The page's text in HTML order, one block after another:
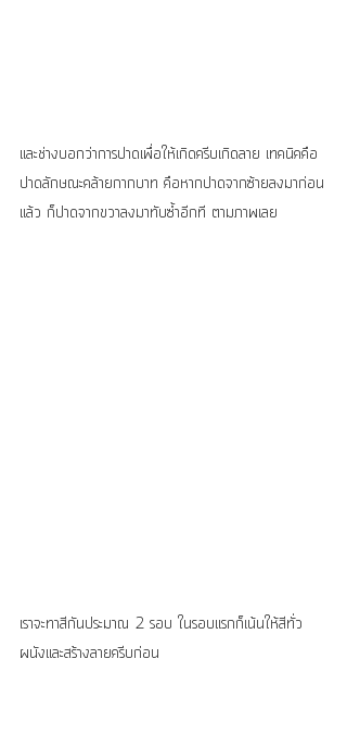
และช่างบอกว่าการปาดเพื่อให้เกิดครีบเกิดลาย เทคนิคคือ
ปาดลักษณะคล้ายกากบาท คือหากปาดจากซ้ายลงมาก่อน
แล้ว ก็ปาดจากขวาลงมาทับซ้ำอีกที ตามภาพเลย
เราจะทาสีกันประมาณ 2 รอบ ในรอบแรกก็เน้นให้สีทั่ว
ผนังและสร้างลายครีบก่อน